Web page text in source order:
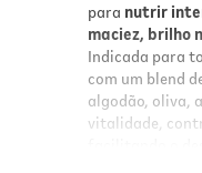
para nutrir
maciez, brilho
Indicada para
com um blend
algodão, oliva,
vitalidade,
facilitando o